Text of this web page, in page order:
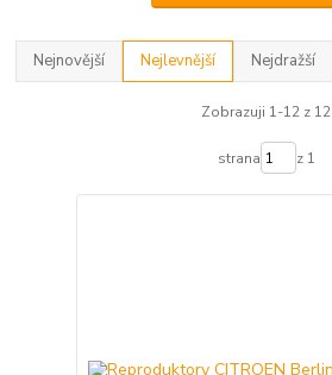
Nejnovější Nejlevnější Nejdražší
Zobrazuji 1-12 z 12
strana z 1